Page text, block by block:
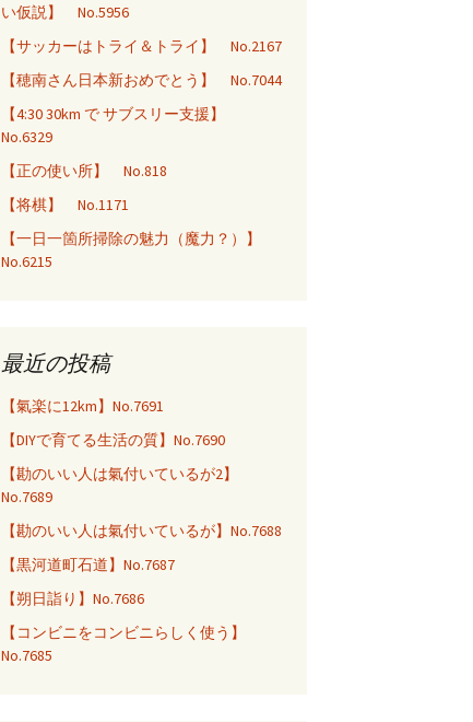
い仮説】 No.5956
【サッカーはトライ＆トライ】 No.2167
【穂南さん日本新おめでとう】 No.7044
【4:30 30km で サブスリー支援】
No.6329
【正の使い所】 No.818
【将棋】 No.1171
【一日一箇所掃除の魅力（魔力？）】
No.6215
最近の投稿
【氣楽に12km】No.7691
【DIYで育てる生活の質】No.7690
【勘のいい人は氣付いているが2】
No.7689
【勘のいい人は氣付いているが】No.7688
【黒河道町石道】No.7687
【朔日詣り】No.7686
【コンビニをコンビニらしく使う】
No.7685